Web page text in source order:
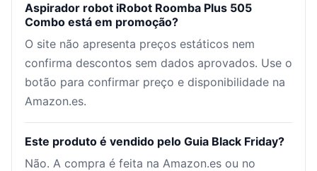
Aspirador robot iRobot Roomba Plus 505
Combo está em promoção?
O site não apresenta preços estáticos nem
confirma descontos sem dados aprovados. Use o
botão para confirmar preço e disponibilidade na
Amazon.es.
Este produto é vendido pelo Guia Black Friday?
Não. A compra é feita na Amazon.es ou no